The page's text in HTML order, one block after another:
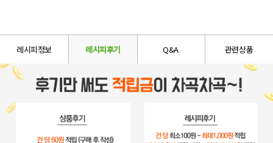
레시피정보 레시피후기 Q&A 관련상품